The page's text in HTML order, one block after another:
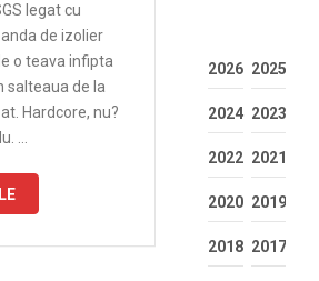
legat cu
de izolier
o teava infipta
salteaua de la
Hardcore, nu?
…
2026 2025
2024 2023
2022 2021
2020 2019
2018 2017